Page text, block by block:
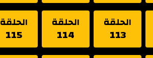
الحلقة
113
الحلقة
114
الحلقة
115